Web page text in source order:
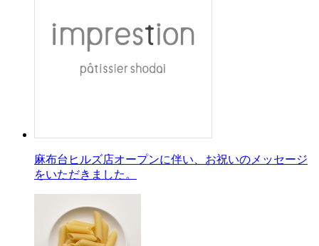
麻布台ヒルズ店オープンに伴い、お祝いのメッセージ
をいただきました。